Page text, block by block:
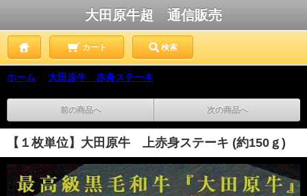
大田原牛超 通信販売
カート 検索
ホーム 大田原牛 赤身ステーキ
前の商品へ 次の商品へ
【１枚単位】大田原牛 上赤身ステーキ (約150ｇ)